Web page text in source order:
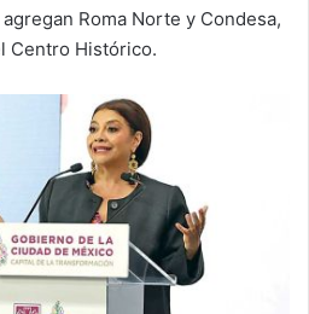
Roma Norte y Condesa,
Centro Histórico.